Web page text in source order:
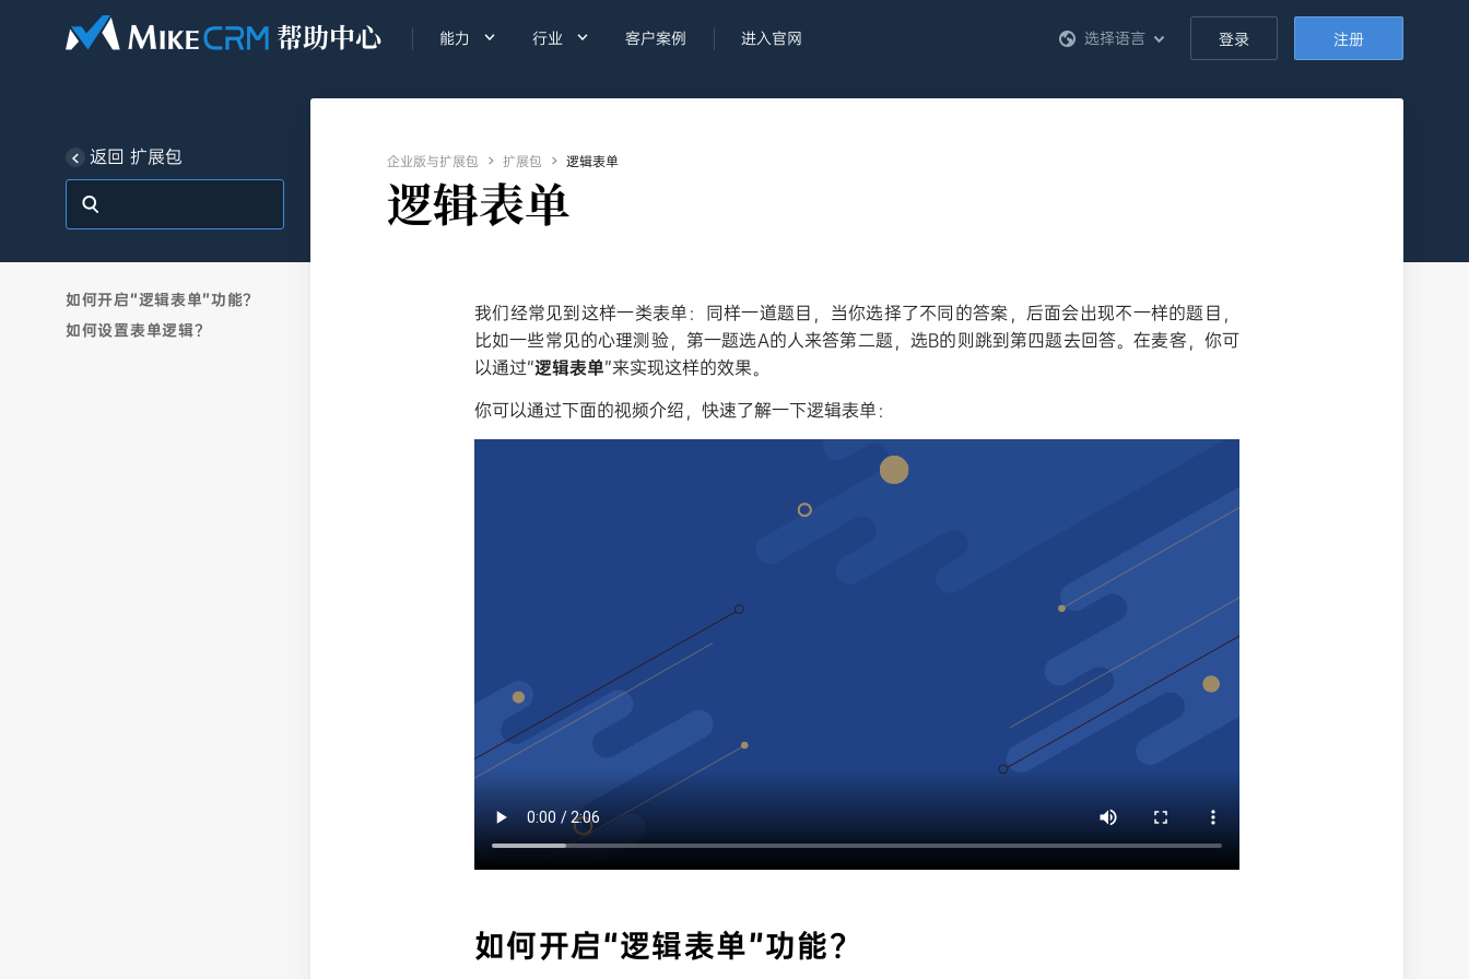
能力  行业  客户案例 进入官网 登录 注册
选择语言
返回 扩展包
如何开启“逻辑表单”功能？
如何设置表单逻辑？
企业版与扩展包  扩展包  逻辑表单
逻辑表单
我们经常见到这样一类表单：同样一道题目，当你选择了不同的答案，后面会出现不一样的题目，
比如一些常见的心理测验，第一题选A的人来答第二题，选B的则跳到第四题去回答。在麦客，你可
以通过“逻辑表单”来实现这样的效果。
你可以通过下面的视频介绍，快速了解一下逻辑表单：
如何开启“逻辑表单”功能？